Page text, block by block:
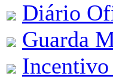
Diário
Guarda